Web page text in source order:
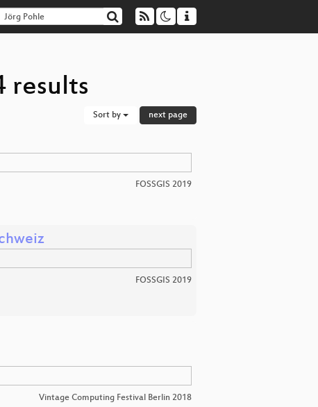
results
Sort by next page
FOSSGIS 2019
FOSSGIS 2019
Vintage Computing Festival Berlin 2018